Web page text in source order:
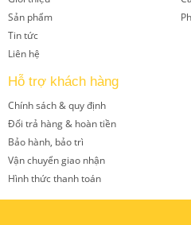
Sản phẩm
Tin tức
Liên hệ
Hỗ trợ khách hàng
Chính sách & quy định
Đổi trả hàng & hoàn tiền
Bảo hành, bảo trì
Vận chuyển giao nhận
Hình thức thanh toán